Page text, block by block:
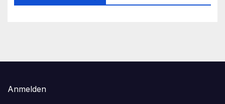
Anmelden